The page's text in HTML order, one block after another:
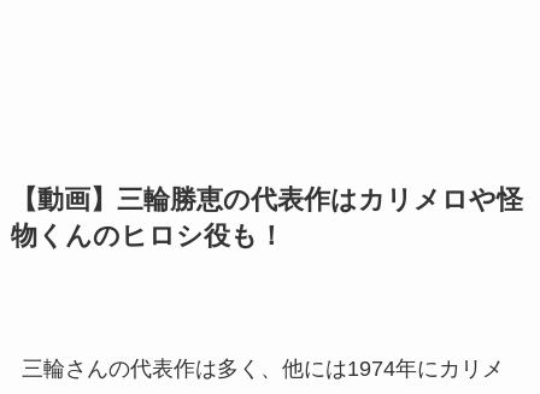
【動画】三輪勝恵の代表作はカリメロや怪
物くんのヒロシ役も！
三輪さんの代表作は多く、他には1974年にカリメ